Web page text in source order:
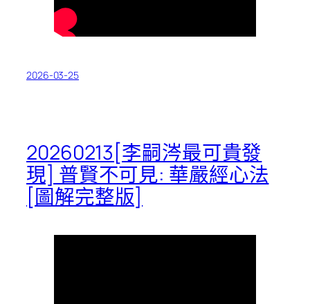
2026-03-25
20260213[李嗣涔最可貴發
現] 普賢不可見: 華嚴經心法
[圖解完整版]